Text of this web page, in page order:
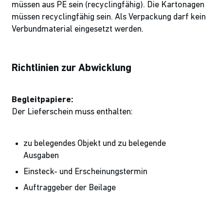
müssen aus PE sein (recyclingfähig). Die Kartonagen
müssen recyclingfähig sein. Als Verpackung darf kein
Verbundmaterial eingesetzt werden.
Richtlinien zur Abwicklung
Begleitpapiere:
Der Lieferschein muss enthalten:
zu belegendes Objekt und zu belegende
Ausgaben
Einsteck- und Erscheinungstermin
Auftraggeber der Beilage